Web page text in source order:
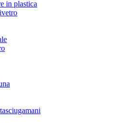
in plastica